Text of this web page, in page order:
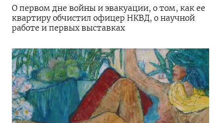
О первом дне войны и эвакуации, о том, как ее
квартиру обчистил офицер НКВД, о научной
работе и первых выставках